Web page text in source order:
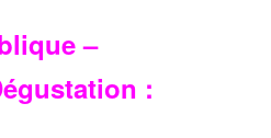
–
: